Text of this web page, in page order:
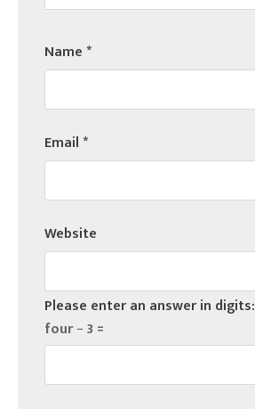
Name*
Email*
Website
Please enter an answer in digits:
four − 3 =